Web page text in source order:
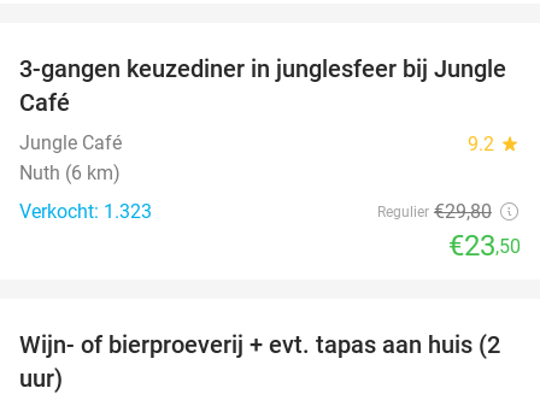
21%
3-gangen keuzediner in junglesfeer bij Jungle
Café
Jungle Café 9.2 star
Nuth (6 km)
Verkocht: 1.323
Regulier €29,80
€23,50
50%
Wijn- of bierproeverij + evt. tapas aan huis (2
uur)